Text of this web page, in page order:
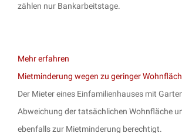
zählen nur Bankarbeitstage.
Mehr erfahren
Mietminderung wegen zu geringer
Der Mieter eines Einfamilienhauses mit
Abweichung der tatsächlichen Wohnfläche
ebenfalls zur Mietminderung berechtigt.